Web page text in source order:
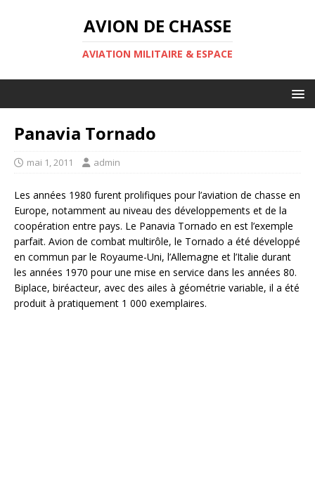
AVION DE CHASSE
AVIATION MILITAIRE & ESPACE
Panavia Tornado
mai 1, 2011 admin
Les années 1980 furent prolifiques pour l’aviation de chasse en
Europe, notamment au niveau des développements et de la
coopération entre pays. Le Panavia Tornado en est l’exemple
parfait. Avion de combat multirôle, le Tornado a été développé
en commun par le Royaume-Uni, l’Allemagne et l’Italie durant
les années 1970 pour une mise en service dans les années 80.
Biplace, biréacteur, avec des ailes à géométrie variable, il a été
produit à pratiquement 1 000 exemplaires.